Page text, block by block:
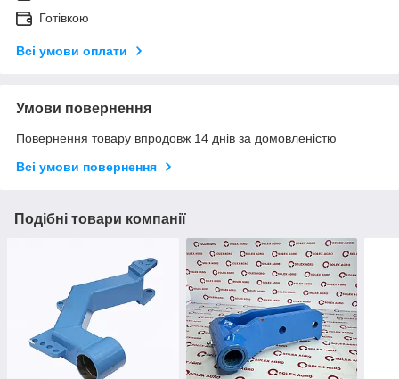
Готівкою
Всі умови оплати
Умови повернення
Повернення товару впродовж 14 днів за домовленістю
Всі умови повернення
Подібні товари компанії